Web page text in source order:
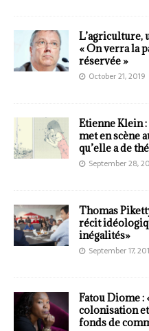
L’agriculture,
« On verra la
réservée »
October 21, 2019
Etienne Klein
met en scène
qu’elle a de
September 28,
Thomas
récit
inégalités»
September 17,
Fatou Diome :
colonisation et
fonds de